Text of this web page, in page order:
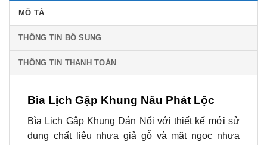
MÔ TẢ
THÔNG TIN BỔ SUNG
THÔNG TIN THANH TOÁN
Bìa Lịch Gập Khung Nâu Phát Lộc
Bìa Lịch Gập Khung Dán Nổi với thiết kế mới sử
dụng chất liệu nhựa giả gỗ và mặt ngọc nhựa